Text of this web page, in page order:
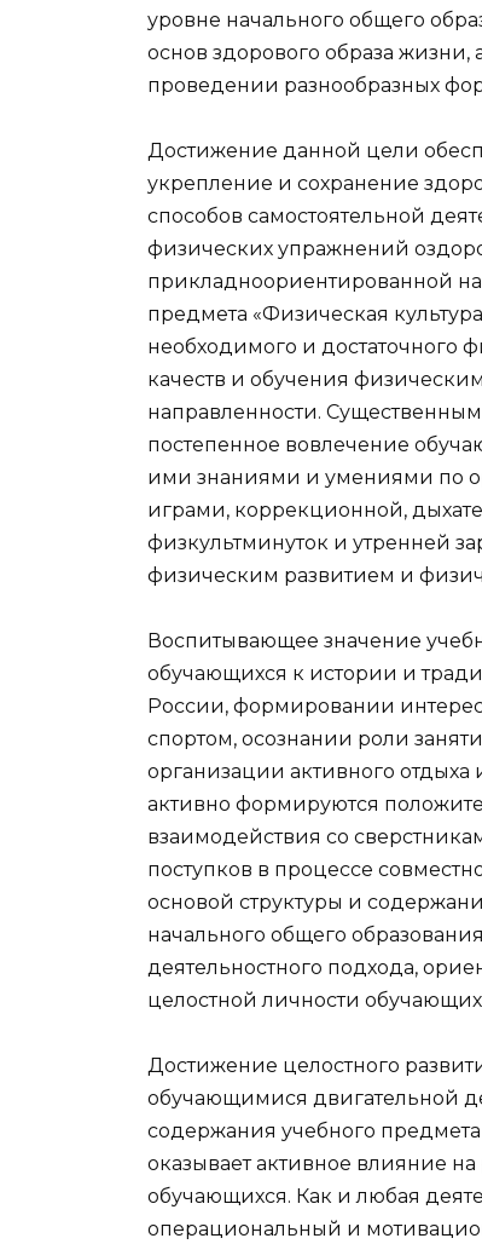
уровне начального общего
основ здорового образа жизни,
проведении разнообразных
Достижение данной цели
укрепление и сохранение
способов самостоятельной
физических упражнений
прикладноориентированной
предмета «Физическая
необходимого и достаточного
качеств и обучения
направленности.
постепенное вовлечение
ими знаниями и умениями по
играми, коррекционной,
физкультминуток и утренней
физическим развитием и
Воспитывающее значение
обучающихся к истории и
России, формировании
спортом, осознании роли
организации активного
активно формируются
взаимодействия со
поступков в процессе
основой структуры и
начального общего
деятельностного подхода,
целостной личности
Достижение целостного
обучающимися двигательной
содержания учебного предмета
оказывает активное влияние
обучающихся. Как и любая
операциональный и